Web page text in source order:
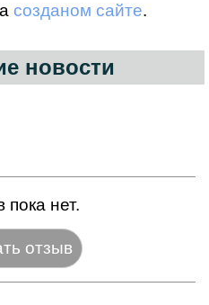
созданом сайте.
новости
пока нет.